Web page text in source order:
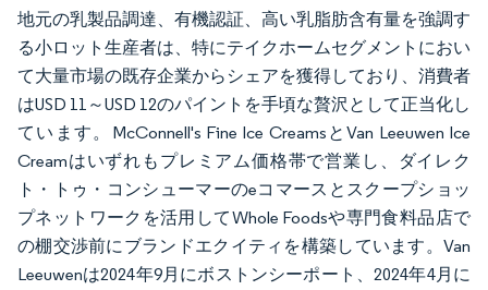
地元の乳製品調達、有機認証、高い乳脂肪含有量を強調す
る小ロット生産者は、特にテイクホームセグメントにおい
て大量市場の既存企業からシェアを獲得しており、消費者
はUSD 11～USD 12のパイントを手頃な贅沢として正当化し
ています。McConnell's Fine Ice CreamsとVan Leeuwen Ice
Creamはいずれもプレミアム価格帯で営業し、ダイレク
ト・トゥ・コンシューマーのeコマースとスクープショッ
プネットワークを活用してWhole Foodsや専門食料品店で
の棚交渉前にブランドエクイティを構築しています。Van
Leeuwenは2024年9月にボストンシーポート、2024年4月に